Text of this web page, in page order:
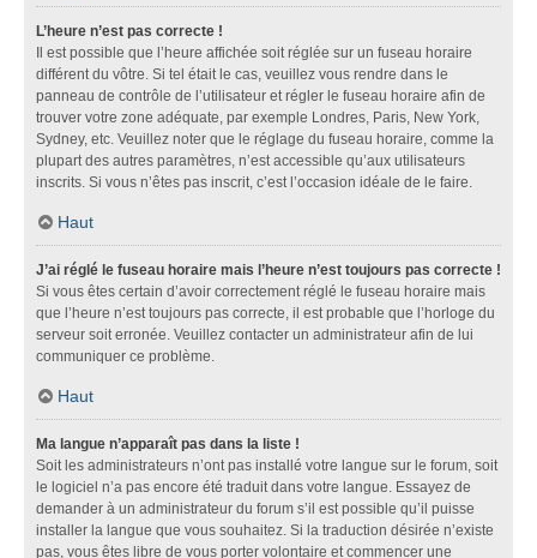
L’heure n’est pas correcte !
Il est possible que l’heure affichée soit réglée sur un fuseau horaire
différent du vôtre. Si tel était le cas, veuillez vous rendre dans le
panneau de contrôle de l’utilisateur et régler le fuseau horaire afin de
trouver votre zone adéquate, par exemple Londres, Paris, New York,
Sydney, etc. Veuillez noter que le réglage du fuseau horaire, comme la
plupart des autres paramètres, n’est accessible qu’aux utilisateurs
inscrits. Si vous n’êtes pas inscrit, c’est l’occasion idéale de le faire.
Haut
J’ai réglé le fuseau horaire mais l’heure n’est toujours pas correcte !
Si vous êtes certain d’avoir correctement réglé le fuseau horaire mais
que l’heure n’est toujours pas correcte, il est probable que l’horloge du
serveur soit erronée. Veuillez contacter un administrateur afin de lui
communiquer ce problème.
Haut
Ma langue n’apparaît pas dans la liste !
Soit les administrateurs n’ont pas installé votre langue sur le forum, soit
le logiciel n’a pas encore été traduit dans votre langue. Essayez de
demander à un administrateur du forum s’il est possible qu’il puisse
installer la langue que vous souhaitez. Si la traduction désirée n’existe
pas, vous êtes libre de vous porter volontaire et commencer une